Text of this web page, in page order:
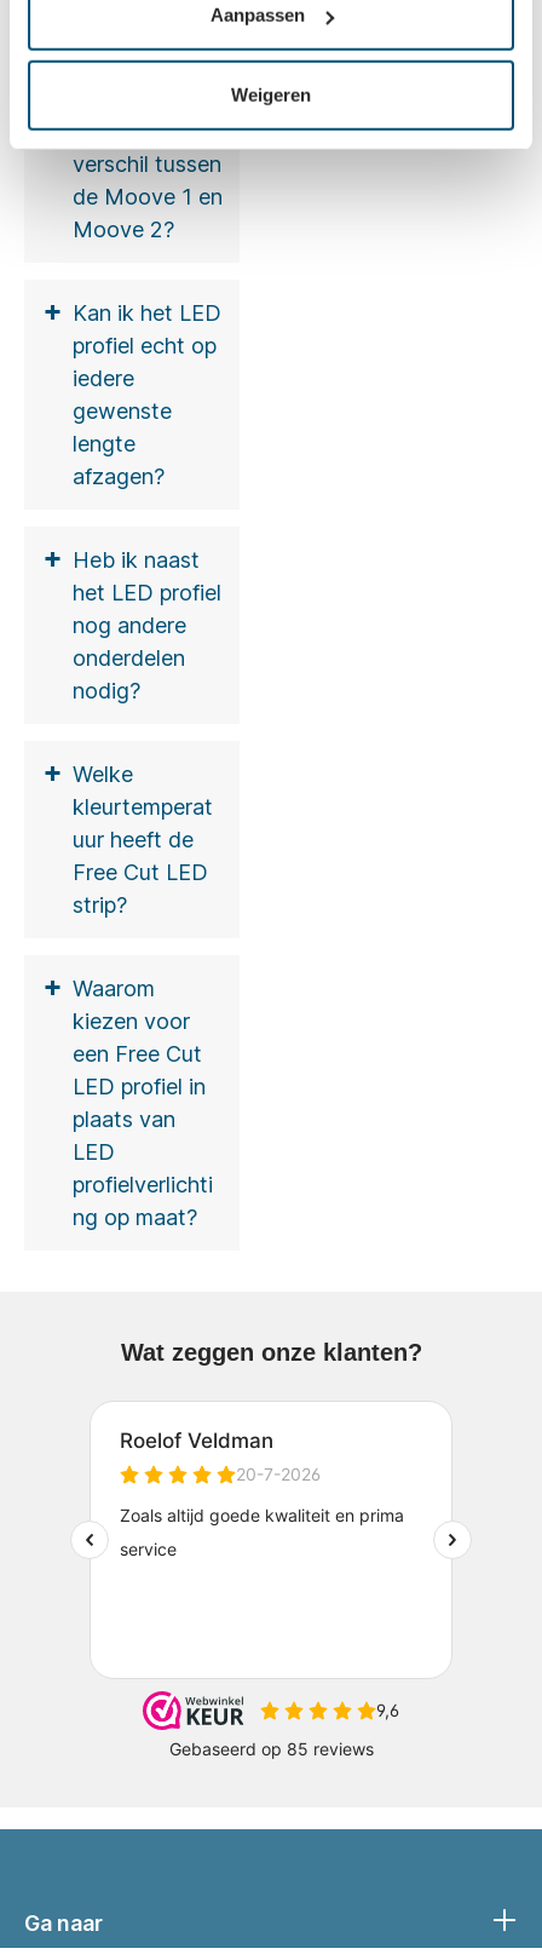
Aanpassen
Weigeren
profiel?
+ Wat is het
verschil tussen
de Moove 1 en
Moove 2?
+ Kan ik het LED
profiel echt op
iedere
gewenste
lengte
afzagen?
+ Heb ik naast
het LED profiel
nog andere
onderdelen
nodig?
+ Welke
kleurtemperat
uur heeft de
Free Cut LED
strip?
+ Waarom
kiezen voor
een Free Cut
LED profiel in
plaats van
LED
profielverlichti
ng op maat?
Wat zeggen onze klanten?
Ga naar